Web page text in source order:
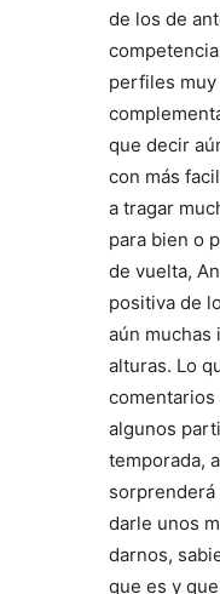
de los de
perfiles
que decir
con más
a tragar
para bien o
de vuelta,
positiva de
aún muchas
alturas. Lo
algunos
temporada,
sorprenderá
darle unos
darnos,
que es y